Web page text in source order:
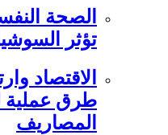
تؤثر
طرق عملية
المصاريف